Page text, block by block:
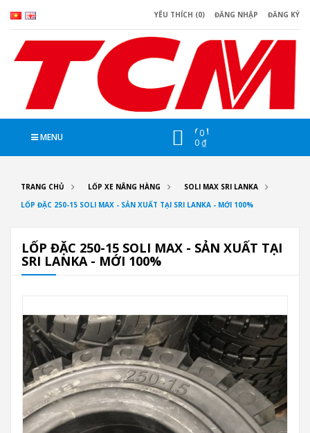
YÊU THÍCH (0) ĐĂNG NHẬP ĐĂNG KÝ
MENU CHI
0
0 ₫
TRANG CHỦ LỐP XE NÂNG HÀNG
SOLI MAX SRI LANKA
LỐP ĐẶC 250-15 SOLI MAX - SẢN XUẤT TẠI SRI LANKA - MỚI 100%
LỐP ĐẶC 250-15 SOLI MAX - SẢN XUẤT TẠI
SRI LANKA - MỚI 100%